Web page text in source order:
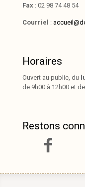
Fax : 02 98 74 48 54
Courriel :
Horaires
Ouvert au public, du
de 9h00 à 12h00 et
Restons